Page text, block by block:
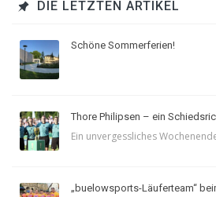
DIE LETZTEN ARTIKEL
Schöne Sommerferien!
Thore Philipsen – ein
Ein unvergessliches
„buelowsports-Läuferteam“